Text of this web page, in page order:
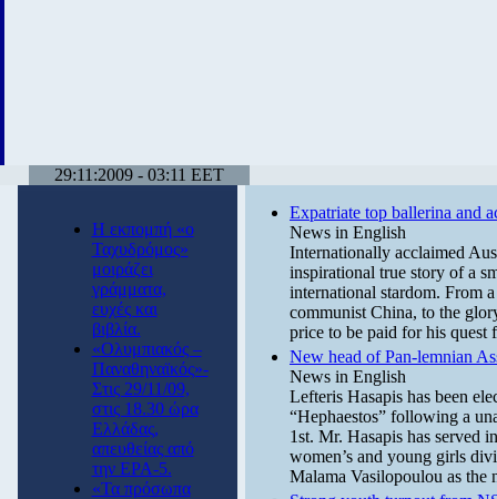
29:11:2009 - 03:11 EET
Η εκπομπή «ο
Ταχυδρόμος»
μοιράζει
γράμματα,
ευχές και
βιβλία.
«Ολυμπιακός –
Παναθηναϊκός»-
Στις 29/11/09,
στις 18.30 ώρα
Ελλάδας,
απευθείας από
την ΕΡΑ-5.
«Τα πρόσωπα
Expatriate top ballerina and
News in English
Internationally acclaimed
inspirational true story of a
international stardom. From
communist China, to the
price to be paid for his quest
New head of Pan-lemnian
News in English
Lefteris Hasapis has been
“Hephaestos” following a
1st. Mr. Hasapis has served
women’s and young girls
Malama Vasilopoulou as